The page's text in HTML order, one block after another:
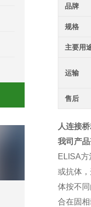
品牌
规格
主要用
运输
售后
人连接
我司产
ELISA方
或抗体
体按不
合在固